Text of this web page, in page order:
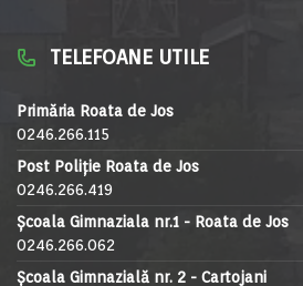
TELEFOANE UTILE
Primăria Roata de Jos
0246.266.115
Post Poliție Roata de Jos
0246.266.419
Școala Gimnaziala nr.1 - Roata de Jos
0246.266.062
Școala Gimnazială nr. 2 - Cartojani